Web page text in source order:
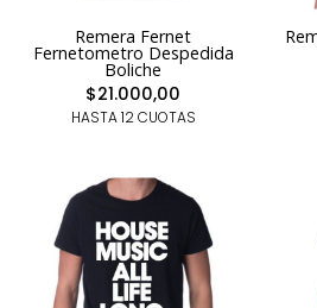
Remera Fernet
Fernetometro Despedida
Boliche
$21.000,00
HASTA 12 CUOTAS